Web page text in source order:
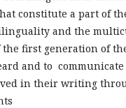
constitute a part of
and the
first generation of
and to
in their writing